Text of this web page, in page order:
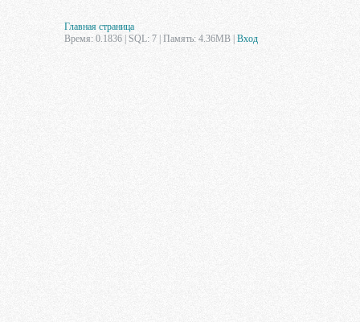
Главная страница
Время: 0.1836 | SQL: 7 | Память: 4.36MB Вход